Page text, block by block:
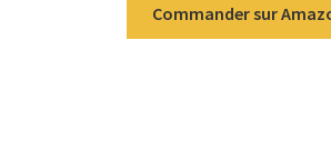
Commander sur